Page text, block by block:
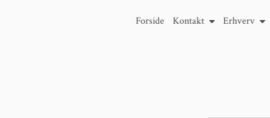
Forside Kontakt Erhverv